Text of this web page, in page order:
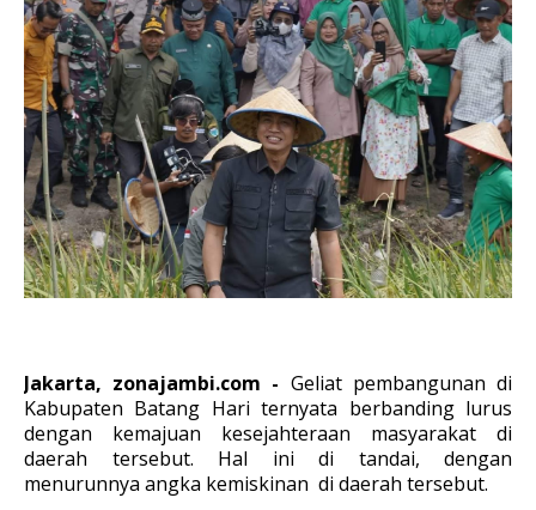
Jakarta, zonajambi.com - Geliat pembangunan di
Kabupaten Batang Hari ternyata berbanding lurus
dengan kemajuan kesejahteraan masyarakat di
daerah tersebut. Hal ini di tandai, dengan
menurunnya angka kemiskinan di daerah tersebut.